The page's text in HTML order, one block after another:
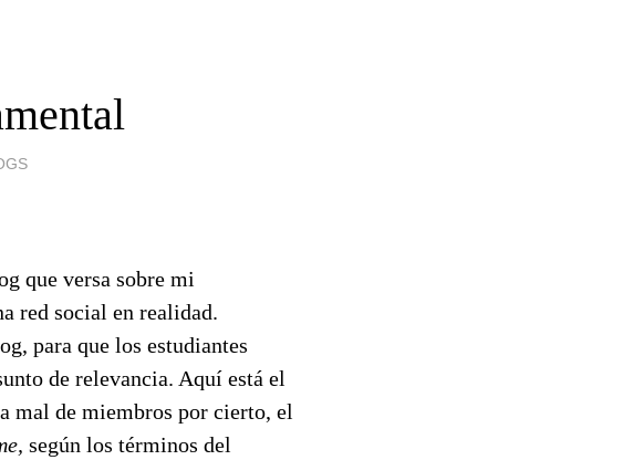
que versa sobre mi
red social en realidad.
para que los estudiantes
de relevancia. Aquí está el
mal de miembros por cierto, el
según los términos del